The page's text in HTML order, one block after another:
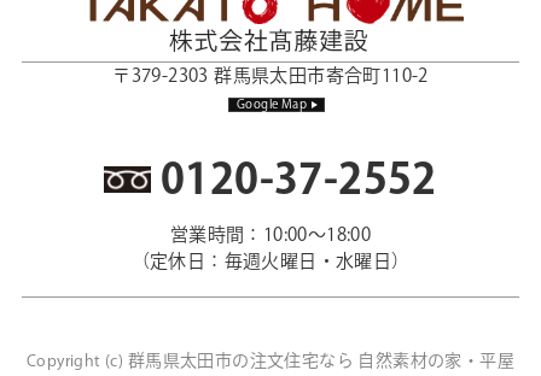
〒379-2303 群馬県太田市寄合町110-2
Google Map
0120-37-2552
営業時間：10:00～18:00
（定休日：毎週火曜日・水曜日）
Copyright (c) 群馬県太田市の注文住宅なら 自然素材の家・平屋